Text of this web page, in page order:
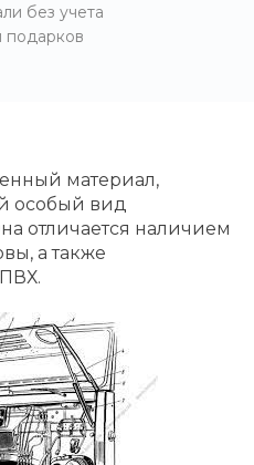
без учета
подарков
материал,
особый вид
отличается наличием
а также